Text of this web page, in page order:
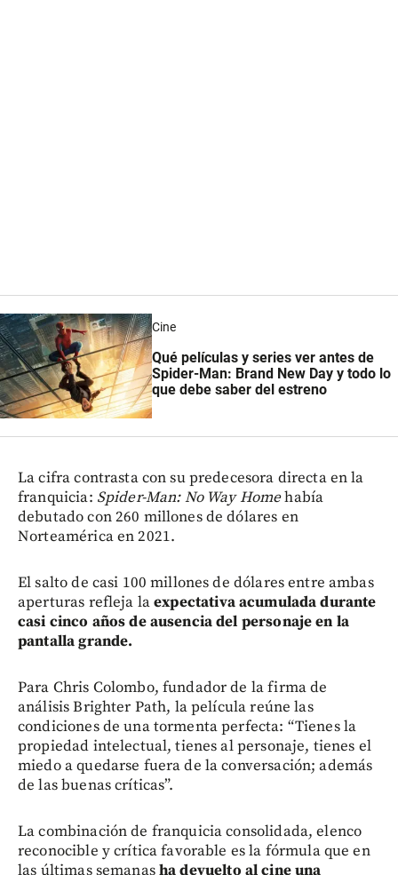
Cine
Qué películas y series ver antes de
Spider-Man: Brand New Day y todo lo
que debe saber del estreno
La cifra contrasta con su predecesora directa en la
franquicia: Spider-Man: No Way Homehabía
debutado con 260 millones de dólares en
Norteamérica en 2021.
El salto de casi 100 millones de dólares entre ambas
aperturas refleja laexpectativa acumulada durante
casi cinco años de ausencia del personaje en la
pantalla grande.
Para Chris Colombo, fundador de la firma de
análisis Brighter Path, la película reúne las
condiciones de una tormenta perfecta: “Tienes la
propiedad intelectual, tienes al personaje, tienes el
miedo a quedarse fuera de la conversación; además
de las buenas críticas”.
La combinación de franquicia consolidada, elenco
reconocible y crítica favorable es la fórmula que en
las últimas semanasha devuelto al cine una